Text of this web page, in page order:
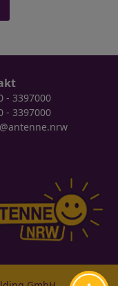
- 3397000
- 3397000